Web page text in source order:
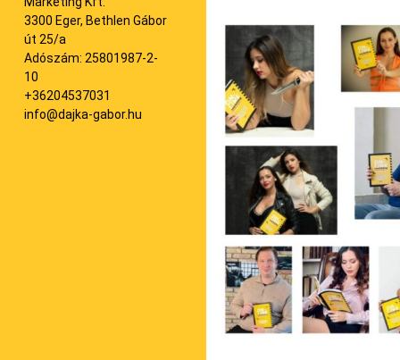
3300 Eger, Bethlen Gábor
út 25/a
Adószám: 25801987-2-
10
+36204537031
info@dajka-gabor.hu